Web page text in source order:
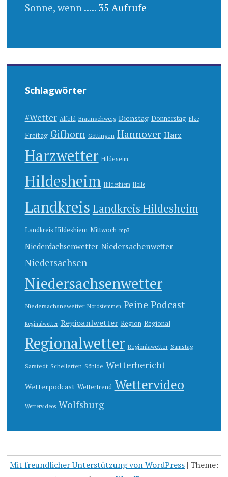
Sonne, wenn ..... 35 Aufrufe
Schlagwörter
#Wetter Alfeld Braunschweig Dienstag Donnerstag Elze
Freitag Gifhorn Göttingen Hannover Harz
Harzwetter Hildeseim
Hildesheim Hildeshiem Holle
Landkreis Landkreis Hildesheim
Landkreis Hildeshiem Mittwoch mp3
Niederdachsenwetter Niedersachenwetter
Niedersachsen
Niedersachsenwetter
Niedersachsnewetter Nordstemmen Peine Podcast
Reginalwetter Regioanlwetter Region Regional
Regionalwetter Regionlawetter Samstag
Sarstedt Schellerten Söhlde Wetterbericht
Wetterpodcast Wettertrend Wettervideo
Wettervideos Wolfsburg
Mit freundlicher Unterstützung von WordPress | Theme: